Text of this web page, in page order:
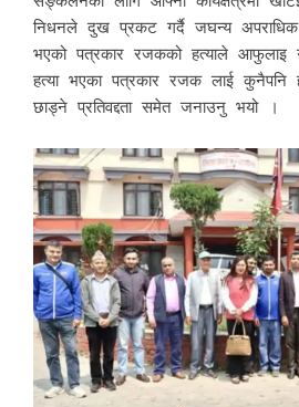
निधनले दुख प्रकट गर्दै जघन्य
भएको पत्रकार रजकको हत्याले आफुलाइ
हत्या भएका पत्रकार रजक लाई कुनैपनि
छाड्ने प्रतिवद्दता समेत जनाउनु भयो ।